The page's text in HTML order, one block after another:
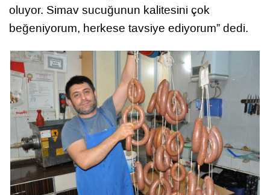
oluyor. Simav sucuğunun kalitesini çok
beğeniyorum, herkese tavsiye ediyorum” dedi.